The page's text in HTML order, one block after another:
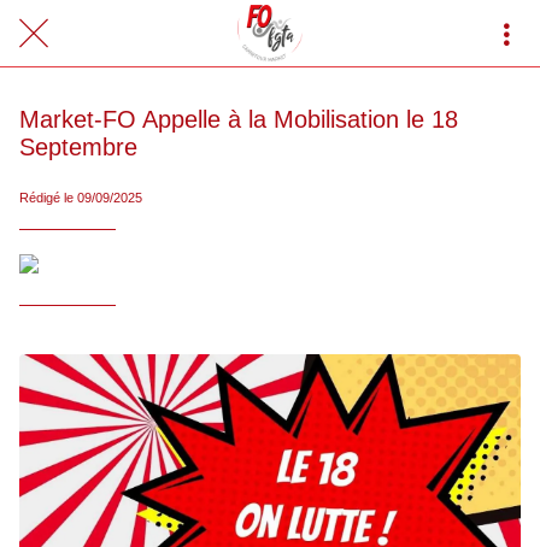
Market-FO Appelle à la Mobilisation le 18
Septembre
Rédigé le 09/09/2025